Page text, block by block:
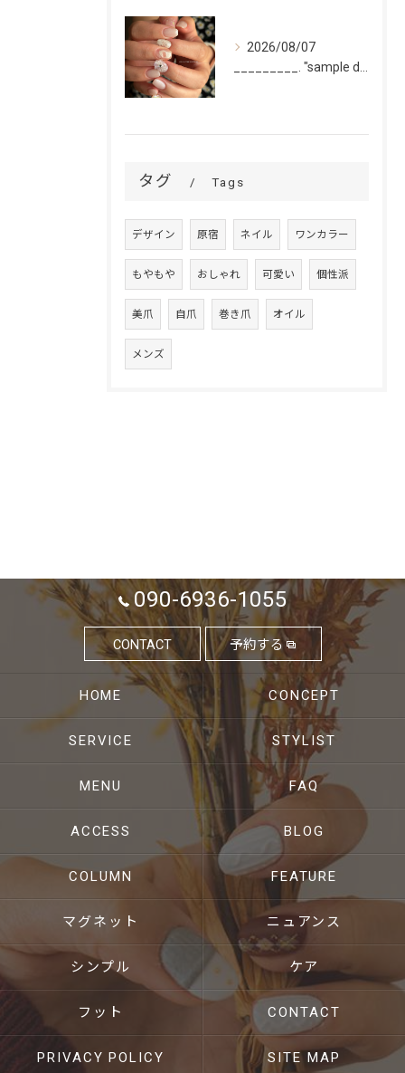
2026/08/07
タグ Tags
デザイン 原宿 ネイル ワンカラー
もやもや おしゃれ 可愛い 個性派
美爪 自爪 巻き爪 オイル
メンズ
090-6936-1055
CONTACT 予約する
HOME CONCEPT
SERVICE STYLIST
MENU FAQ
ACCESS BLOG
COLUMN FEATURE
マグネット ニュアンス
シンプル ケア
フット CONTACT
PRIVACY POLICY SITE MAP